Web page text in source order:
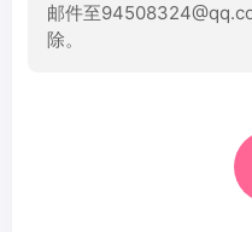
邮件至
除。